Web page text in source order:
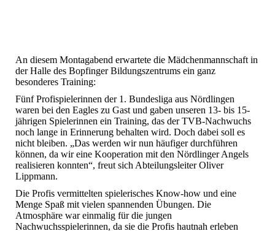
An diesem Montagabend erwartete die Mädchenmannschaft in
der Halle des Bopfinger Bildungszentrums ein ganz
besonderes Training:
Fünf Profispielerinnen der 1. Bundesliga aus Nördlingen
waren bei den Eagles zu Gast und gaben unseren 13- bis 15-
jährigen Spielerinnen ein Training, das der TVB-Nachwuchs
noch lange in Erinnerung behalten wird. Doch dabei soll es
nicht bleiben. „Das werden wir nun häufiger durchführen
können, da wir eine Kooperation mit den Nördlinger Angels
realisieren konnten“, freut sich Abteilungsleiter Oliver
Lippmann.
Die Profis vermittelten spielerisches Know-how und eine
Menge Spaß mit vielen spannenden Übungen. Die
Atmosphäre war einmalig für die jungen
Nachwuchsspielerinnen, da sie die Profis hautnah erleben